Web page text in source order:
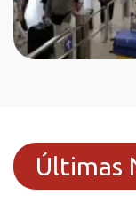
Últimas